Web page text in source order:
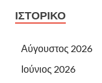
ΙΣΤΟΡΙΚΌ
Αύγουστος 2026
Ιούνιος 2026